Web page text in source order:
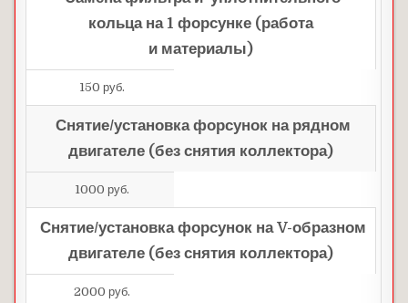
кольца на 1 форсунке (работа
и материалы)
150 руб.
Снятие/установка форсунок на рядном
двигателе (без снятия коллектора)
1000 руб.
Снятие/установка форсунок на V-образном
двигателе (без снятия коллектора)
2000 руб.